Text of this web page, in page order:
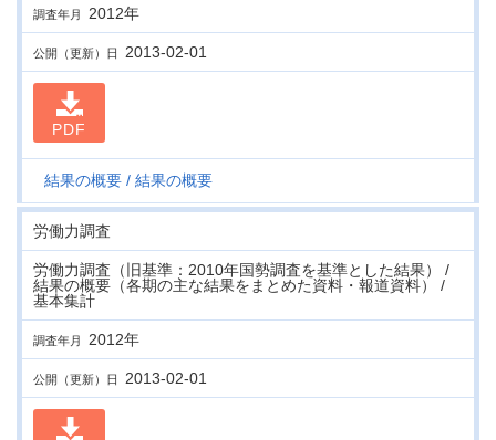
調査年月 2012年
公開（更新）日 2013-02-01
PDF
結果の概要 結果の概要
労働力調査
労働力調査（旧基準：2010年国勢調査を基準とした結果） /
結果の概要（各期の主な結果をまとめた資料・報道資料） /
基本集計
調査年月 2012年
公開（更新）日 2013-02-01